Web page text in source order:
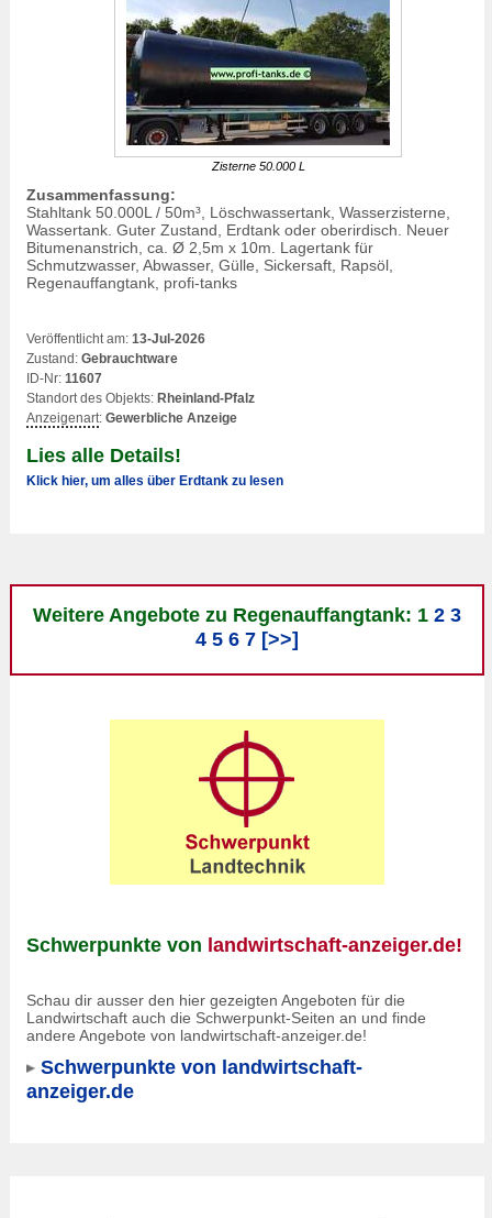
Zisterne 50.000 L
Zusammenfassung:
Stahltank 50.000L / 50m³, Löschwassertank, Wasserzisterne,
Wassertank. Guter Zustand, Erdtank oder oberirdisch. Neuer
Bitumenanstrich, ca. Ø 2,5m x 10m. Lagertank für
Schmutzwasser, Abwasser, Gülle, Sickersaft, Rapsöl,
Regenauffangtank , profi-tanks
Veröffentlicht am: 13-Jul-2026
Zustand: Gebrauchtware
ID-Nr: 11607
Standort des Objekts: Rheinland-Pfalz
Anzeigenart: Gewerbliche Anzeige
Lies alle Details!
Klick hier, um alles über Erdtank zu lesen
Weitere Angebote zu Regenauffangtank: 1 2 3
4 5 6 7 [>>]
Schwerpunkte von landwirtschaft-anzeiger.de!
Schau dir ausser den hier gezeigten Angeboten für die
Landwirtschaft auch die Schwerpunkt-Seiten an und finde
andere Angebote von landwirtschaft-anzeiger.de!
Schwerpunkte von landwirtschaft-
anzeiger.de